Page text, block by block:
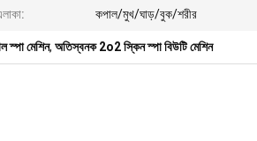
কপাল/মুখ/ঘাড়/বুক/শরীর
স্পা মেশিন, অতিস্বনক 2o2 স্কিন স্পা বিউটি মেশিন